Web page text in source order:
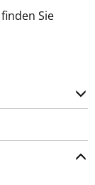
Sie